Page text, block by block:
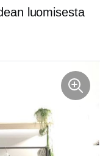
luomisesta